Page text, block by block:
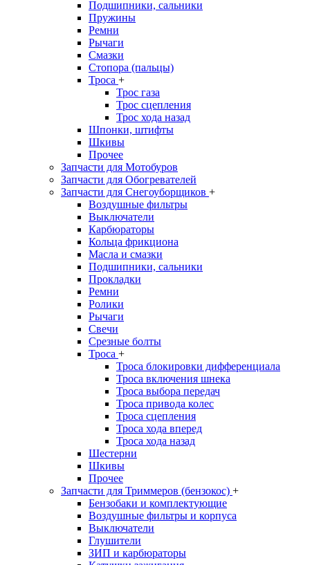
Подшипники, сальники
Пружины
Ремни
Рычаги
Смазки
Стопора (пальцы)
Троса +
Трос газа
Трос сцепления
Трос хода назад
Шпонки, штифты
Шкивы
Прочее
Запчасти для Мотобуров
Запчасти для Обогревателей
Запчасти для Снегоуборщиков +
Воздушные фильтры
Выключатели
Карбюраторы
Кольца фрикциона
Масла и смазки
Подшипники, сальники
Прокладки
Ремни
Ролики
Рычаги
Свечи
Срезные болты
Троса +
Троса блокировки дифференциала
Троса включения шнека
Троса выбора передач
Троса привода колес
Троса сцепления
Троса хода вперед
Троса хода назад
Шестерни
Шкивы
Прочее
Запчасти для Триммеров (бензокос) +
Бензобаки и комплектующие
Воздушные фильтры и корпуса
Выключатели
Глушители
ЗИП и карбюраторы